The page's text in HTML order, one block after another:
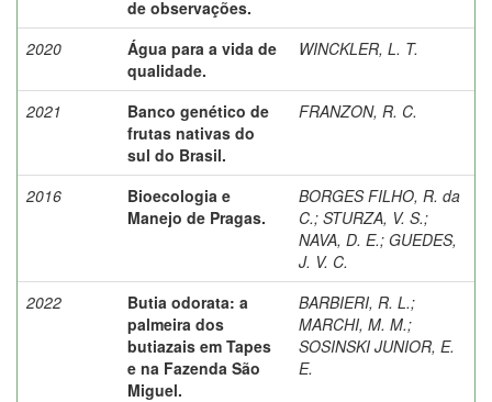
de observações.
2020
Água para a vida de
qualidade.
WINCKLER, L. T.
2021
Banco genético de
frutas nativas do
sul do Brasil.
FRANZON, R. C.
2016
Bioecologia e
Manejo de Pragas.
BORGES FILHO, R. da
C.; STURZA, V. S.;
NAVA, D. E.; GUEDES,
J. V. C.
2022
Butia odorata: a
palmeira dos
butiazais em Tapes
e na Fazenda São
Miguel.
BARBIERI, R. L.;
MARCHI, M. M.;
SOSINSKI JUNIOR, E.
E.